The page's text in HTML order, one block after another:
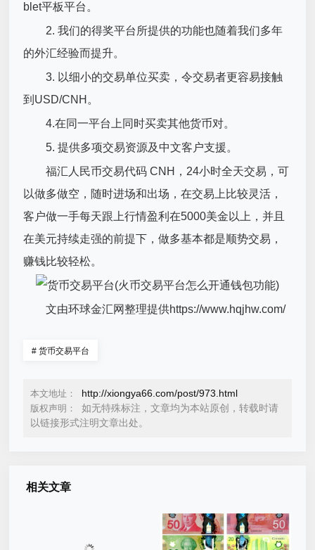
blet平板平台。
2. 我们的得奖平台所提供的功能也随着我们多年
的外汇经验而提升。
3. 以细小的交易单位买卖，令交易者更容易接触
到USD/CNH。
4.在同一平台上同时买卖其他货币对。
5. 提供多项交易资源及中文客户支援。
福汇人民币交易代码 CNH，24小时全天交易，可
以做多做空，随时进场和出场，在交易上比较灵活，
客户做一手每天跟上行情盈利在5000美金以上，并且
在美元持续走强的前提下，做多基本都是顺势交易，
赚钱比较轻松。
文由环球金汇网整理提供https://www.hqjhw.com/
# 货币交易平台
本文地址： http://xiongya66.com/post/973.html
版权声明：
如无特殊标注，文章均为本站原创，转载时请
以链接形式注明文章出处。
相关文章